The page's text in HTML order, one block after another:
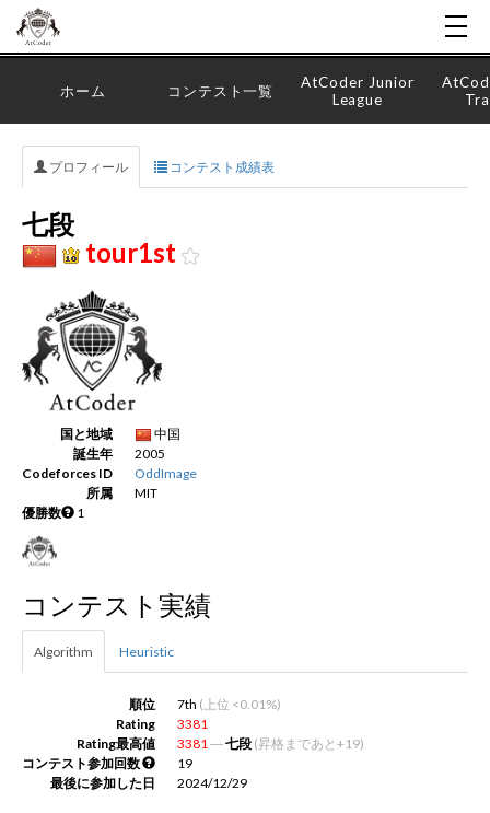
ホーム コンテスト一覧
AtCoder Junior
League
プロフィール コンテスト成績表
七段
tour1st
国と地域
中国
誕生年
2005
Codeforces ID
OddImage
所属
MIT
優勝数
1
コンテスト実績
Algorithm Heuristic
順位 7th (上位 <0.01%)
Rating
3381
Rating最高値
3381―七段 (昇格まであと+19)
コンテスト参加回数
19
最後に参加した日
2024/12/29